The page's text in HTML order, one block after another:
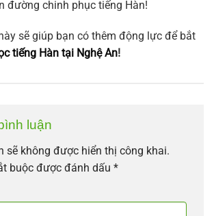
đường chinh phục tiếng Hàn!
sẽ giúp bạn có thêm động lực để bắt
tiếng Hàn tại Nghệ An!
luận
sẽ không được hiển thị công khai.
buộc được đánh dấu *